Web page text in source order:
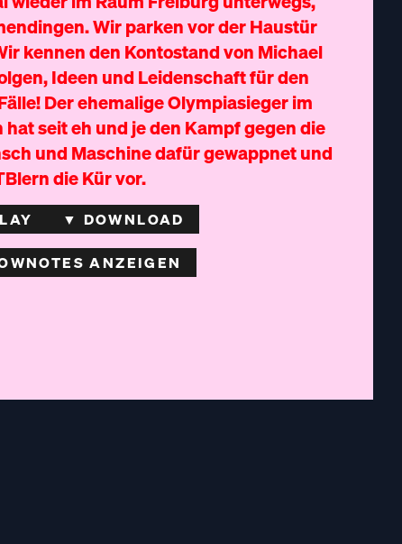
Wir parken vor der Haustür
kennen den Kontostand von Michael
Ideen und Leidenschaft für den
Der ehemalige Olympiasieger im
seit eh und je den Kampf gegen die
und Maschine dafür gewappnet und
die Kür vor.
▼ DOWNLOAD
ANZEIGEN